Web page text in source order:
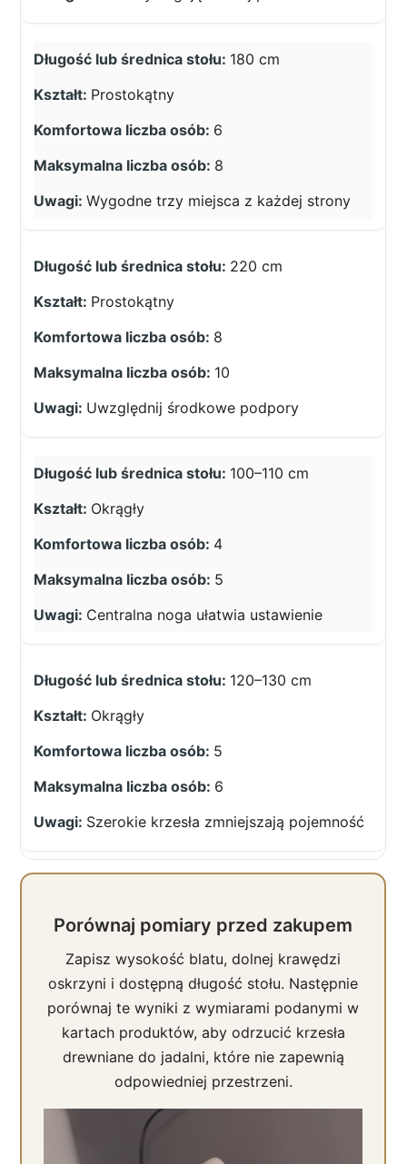
180 cm
Prostokątny
6
8
Wygodne trzy miejsca z każdej strony
220 cm
Prostokątny
8
10
Uwzględnij środkowe podpory
100–110 cm
Okrągły
4
5
Centralna noga ułatwia ustawienie
120–130 cm
Okrągły
5
6
Szerokie krzesła zmniejszają pojemność
Porównaj pomiary przed zakupem
Zapisz wysokość blatu, dolnej krawędzi
oskrzyni i dostępną długość stołu. Następnie
porównaj te wyniki z wymiarami podanymi w
kartach produktów, aby odrzucić krzesła
drewniane do jadalni, które nie zapewnią
odpowiedniej przestrzeni.